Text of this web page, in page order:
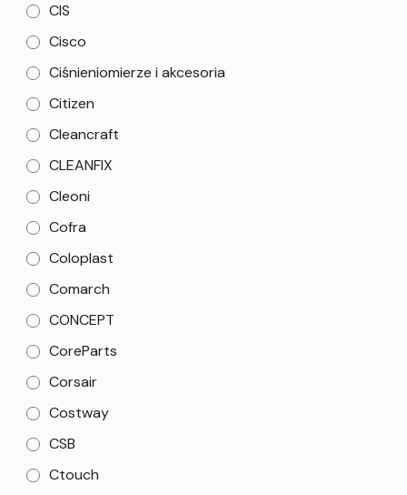
CIS
Cisco
Ciśnieniomierze i akcesoria
Citizen
Cleancraft
CLEANFIX
Cleoni
Cofra
Coloplast
Comarch
CONCEPT
CoreParts
Corsair
Costway
CSB
Ctouch